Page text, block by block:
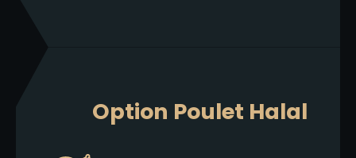
Option Poulet Halal